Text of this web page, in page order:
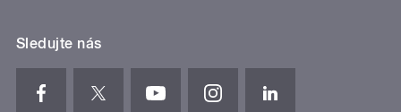
Sledujte nás